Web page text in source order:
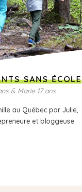
SANS ÉCOLE
& Marie 17 ans
au Québec par Julie,
et bloggeuse